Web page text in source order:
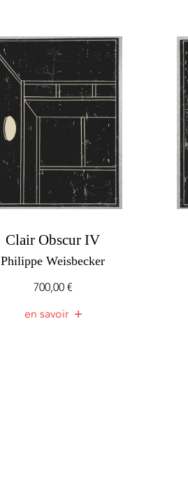
Clair Obscur IV
Philippe Weisbecker
700,00€
en savoir